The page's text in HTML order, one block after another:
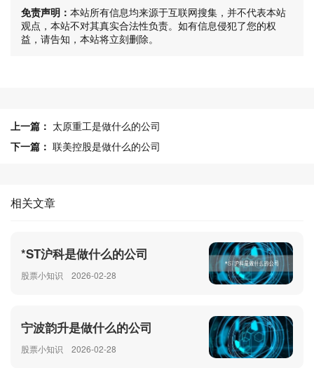
免责声明： 本站所有信息均来源于互联网搜集，并不代表本站
观点，本站不对其真实合法性负责。如有信息侵犯了您的权
益，请告知，本站将立刻删除。
上一篇： 太原重工是做什么的公司
下一篇： 联美控股是做什么的公司
相关文章
*ST沪科是做什么的公司
股票小知识 2026-02-28
宁波韵升是做什么的公司
股票小知识 2026-02-28